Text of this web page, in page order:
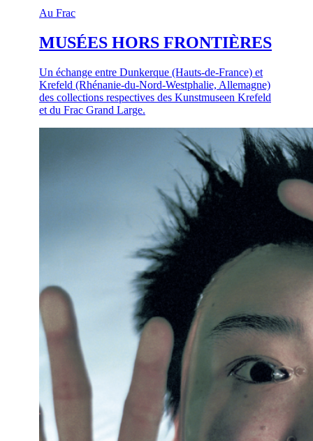
Au Frac
MUSÉES HORS FRONTIÈRES
Un échange entre Dunkerque (Hauts-de-France) et
Krefeld (Rhénanie-du-Nord-Westphalie, Allemagne)
des collections respectives des Kunstmuseen Krefeld
et du Frac Grand Large.